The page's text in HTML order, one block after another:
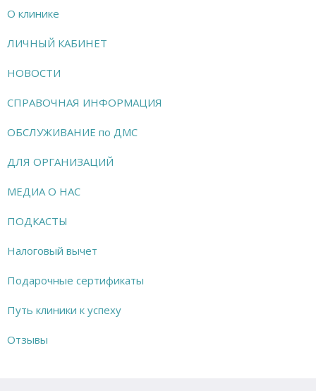
О клинике
ЛИЧНЫЙ КАБИНЕТ
НОВОСТИ
СПРАВОЧНАЯ ИНФОРМАЦИЯ
ОБСЛУЖИВАНИЕ по ДМС
ДЛЯ ОРГАНИЗАЦИЙ
МЕДИА О НАС
ПОДКАСТЫ
Налоговый вычет
Подарочные сертификаты
Путь клиники к успеху
Отзывы